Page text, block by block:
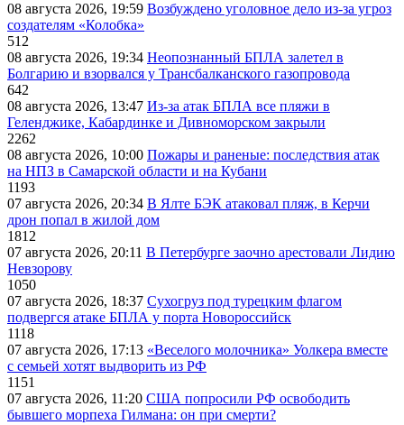
08 августа 2026, 19:59 Возбуждено уголовное дело из-за угроз
создателям «Колобка»
512
08 августа 2026, 19:34 Неопознанный БПЛА залетел в
Болгарию и взорвался у Трансбалканского газопровода
642
08 августа 2026, 13:47 Из-за атак БПЛА все пляжи в
Геленджике, Кабардинке и Дивноморском закрыли
2262
08 августа 2026, 10:00 Пожары и раненые: последствия атак
на НПЗ в Самарской области и на Кубани
1193
07 августа 2026, 20:34 В Ялте БЭК атаковал пляж, в Керчи
дрон попал в жилой дом
1812
07 августа 2026, 20:11 В Петербурге заочно арестовали Лидию
Невзорову
1050
07 августа 2026, 18:37 Сухогруз под турецким флагом
подвергся атаке БПЛА у порта Новороссийск
1118
07 августа 2026, 17:13 «Веселого молочника» Уолкера вместе
с семьей хотят выдворить из РФ
1151
07 августа 2026, 11:20 США попросили РФ освободить
бывшего морпеха Гилмана: он при смерти?